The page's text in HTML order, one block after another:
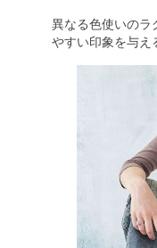
異なる色使いのラ
やすい印象を与え